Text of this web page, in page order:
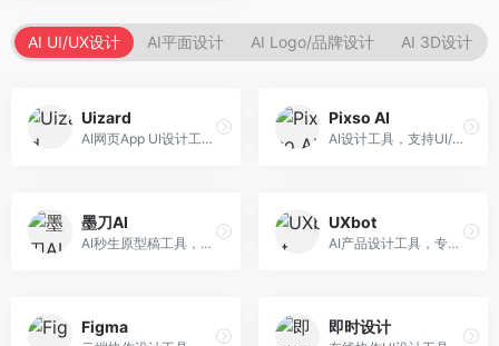
AI UI/UX设计 AI平面设计 AI Logo/品牌设计 AI 3D设计
Uizard
AI网页App UI设计工具，专注于快速界面生成。面向产品经理和设计师，提供线框图转UI、界面生成、设计优化等服务，设计速度快。
Pixso AI
AI设计工具，支持UI/UX设计全流程。面向设计师和产品团队，提供界面生成、设计优化、协作评审等服务，国产替代方案，团队协作便捷。
墨刀AI
AI秒生原型稿工具，专注于快速原型设计。面向产品经理和设计师，提供原型生成、交互设计、团队协作等服务，原型制作效率高。
UXbot
AI产品设计工具，专注于用户体验优化。面向UX设计师，提供用户研究、设计建议、可用性测试等服务，UX设计支持完善。
Figma 即时设计